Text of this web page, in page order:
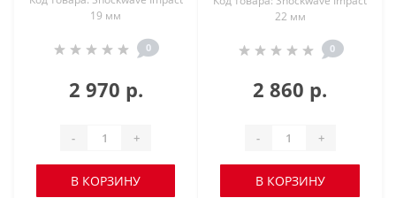
19 мм
0
2 970 р.
- +
В КОРЗИНУ
22 мм
0
2 860 р.
- +
В КОРЗИНУ